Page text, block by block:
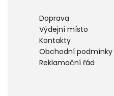
Doprava
Výdejní místo
Kontakty
Obchodní podmínky
Reklamační řád